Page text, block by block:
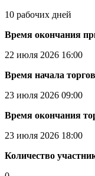
10 рабочих дней
Время окончания
22 июля 2026 16:00
Время начала
23 июля 2026 09:00
Время окончания
23 июля 2026 18:00
Количество